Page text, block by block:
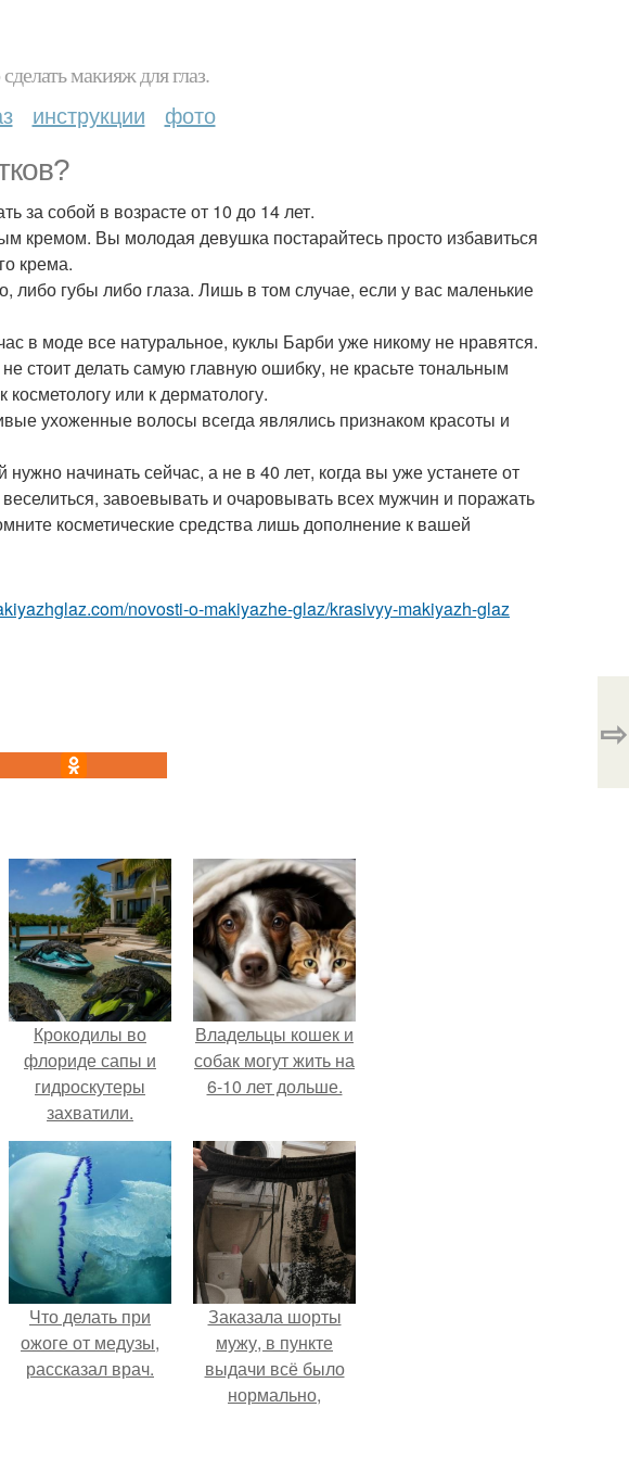
макияж для глаз.
инструкции фото
за собой в возрасте от 10 до 14 лет.
кремом. Вы молодая девушка постарайтесь просто избавиться
крема.
либо губы либо глаза. Лишь в том случае, если у вас маленькие
в моде все натуральное, куклы Барби уже никому не нравятся.
стоит делать самую главную ошибку, не красьте тональным
или к дерматологу.
ухоженные волосы всегда являлись признаком красоты и
начинать сейчас, а не в 40 лет, когда вы уже устанете от
завоевывать и очаровывать всех мужчин и поражать
косметические средства лишь дополнение к вашей
novosti-o-makiyazhe-glaz/krasivyy-makiyazh-glaz
⇨
Крокодилы во
флориде сапы и
гидроскутеры
захватили.
Владельцы кошек и
собак могут жить на
6-10 лет дольше.
Что делать при
ожоге от медузы,
рассказал врач.
Заказала шорты
мужу, в пункте
выдачи всё было
нормально,